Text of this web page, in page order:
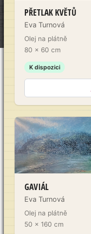
PŘETLAK KVĚTŮ
Eva Turnová
Olej na plátně
80 x 60 cm
K dispozici
GAVIÁL
Eva Turnová
Olej na plátně
50 x 160 cm